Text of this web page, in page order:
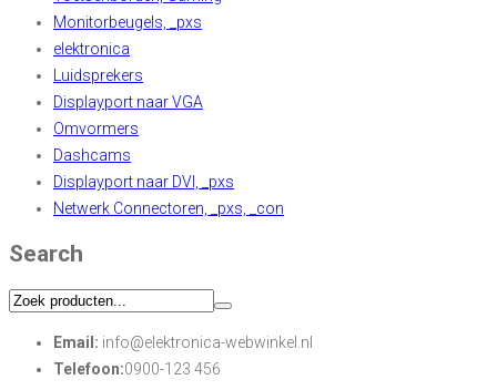
Monitorbeugels, _pxs
elektronica
Luidsprekers
Displayport naar VGA
Omvormers
Dashcams
Displayport naar DVI, _pxs
Netwerk Connectoren, _pxs, _con
Search
Email: info@elektronica-webwinkel.nl
Telefoon:0900-123 456